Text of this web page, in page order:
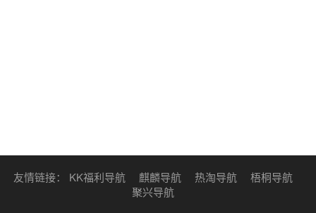
友情链接： KK福利导航 麒麟导航 热淘导航
梧桐导航
聚兴导航